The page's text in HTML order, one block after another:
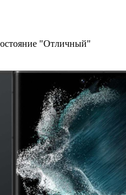
"Отличный"